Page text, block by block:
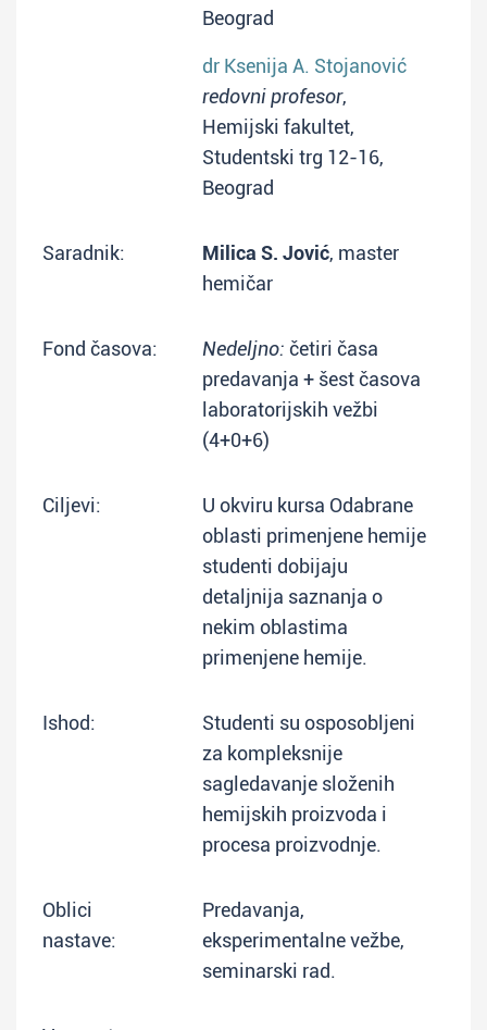
Beograd
dr Ksenija A. Stojanović
redovni profesor,
Hemijski fakultet,
Studentski trg 12-16,
Beograd
Saradnik: Milica S. Jović, master
hemičar
Fond časova: Nedeljno: četiri časa
predavanja + šest časova
laboratorijskih vežbi
(4+0+6)
Ciljevi:
U okviru kursa Odabrane
oblasti primenjene hemije
studenti dobijaju
detaljnija saznanja o
nekim oblastima
primenjene hemije.
Ishod:
Studenti su osposobljeni
za kompleksnije
sagledavanje složenih
hemijskih proizvoda i
procesa proizvodnje.
Oblici
nastave:
Predavanja,
eksperimentalne vežbe,
seminarski rad.